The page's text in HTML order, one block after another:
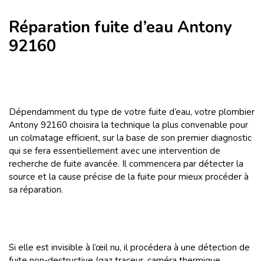
Réparation fuite d’eau Antony
92160
Dépendamment du type de votre fuite d’eau, votre plombier
Antony 92160 choisira la technique la plus convenable pour
un colmatage efficient, sur la base de son premier diagnostic
qui se fera essentiellement avec une intervention de
recherche de fuite avancée. Il commencera par détecter la
source et la cause précise de la fuite pour mieux procéder à
sa réparation.
Si elle est invisible à l’œil nu, il procédera à une détection de